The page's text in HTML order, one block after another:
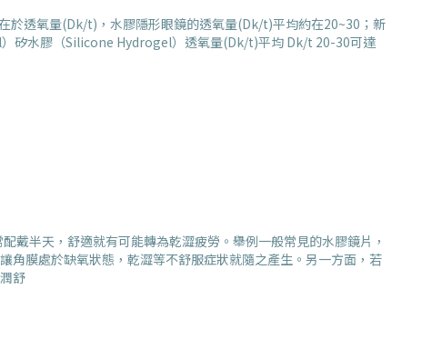
於透氧量(Dk/t)，水膠隱形眼鏡的透氧量(Dk/t)平均約在20~30；新
矽水膠（Silicone Hydrogel）透氧量(Dk/t)平均 Dk/t 20-30可達
半天，舒適就有可能轉為乾澀疲勞。舉例一般常見的水膠鏡片，
膜處於缺氧狀態，乾澀等不舒服症狀就隨之產生。另一方面，若
舒